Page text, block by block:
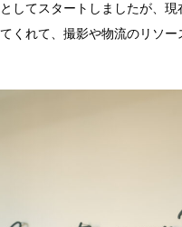
してスタートしましたが、
くれて、撮影や物流のリソ